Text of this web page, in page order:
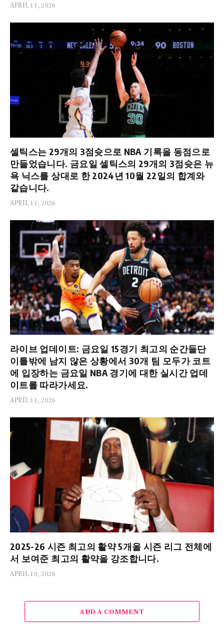
APRIL 11, 2026
셀틱스는 29개의 3점슛으로 NBA 기록을 동점으로
만들었습니다. 금요일 셀틱스의 29개의 3점슛은 뉴
욕 닉스를 상대로 한 2024년 10월 22일의 합계와
같습니다.
APRIL 11, 2026
라이브 업데이트: 금요일 15경기 최고의 순간들단
이틀밖에 남지 않은 상황에서 30개 팀 모두가 코트
에 입장하는 금요일 NBA 경기에 대한 실시간 업데
이트를 따라가세요.
APRIL 11, 2026
2025-26 시즌 최고의 활약 5개올 시즌 리그 전체에
서 보여준 최고의 활약을 강조합니다.
APRIL 10, 2026
ADD A COMMENT